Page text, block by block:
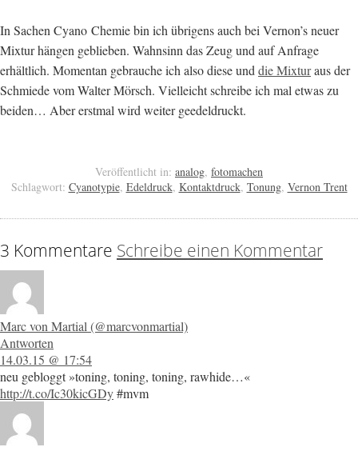
In Sachen Cyano Chemie bin ich übrigens auch bei Vernon’s neuer
Mixtur hängen geblieben. Wahnsinn das Zeug und auf Anfrage
erhältlich. Momentan gebrauche ich also diese und die Mixturaus der
Schmiede vom Walter Mörsch. Vielleicht schreibe ich mal etwas zu
beiden… Aber erstmal wird weiter geedeldruckt.
Veröffentlicht in: analog, fotomachen
Schlagwort: Cyanotypie, Edeldruck, Kontaktdruck, Tonung, Vernon Trent
3 Kommentare Schreibe einen Kommentar
Marc von Martial (@marcvonmartial)
Antworten
14.03.15 @ 17:54
neu gebloggt »toning, toning, toning, rawhide…«
http://t.co/Ic30kicGDy#mvm